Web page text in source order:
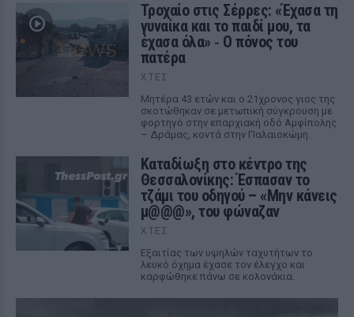
Τροχαίο στις Σέρρες: «Έχασα τη
γυναίκα και το παιδί μου, τα
έχασα όλα» ‑ Ο πόνος του
πατέρα
ΧΤΕΣ
Μητέρα 43 ετών και ο 21χρονος γιος της
σκοτώθηκαν σε μετωπική σύγκρουση με
φορτηγό στην επαρχιακή οδό Αμφίπολης
– Δράμας, κοντά στην Παλαιοκώμη.
Καταδίωξη στο κέντρο της
Θεσσαλονίκης: Έσπασαν το
τζάμι του οδηγού – «Μην κάνεις
μ@@@», του φώναζαν
ΧΤΕΣ
Εξαιτίας των υψηλών ταχυτήτων το
λευκό όχημα έχασε τον έλεγχο και
καρφώθηκε πάνω σε κολονάκια.